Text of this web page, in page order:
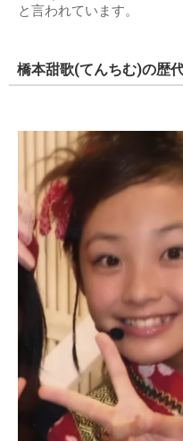
と言われています。
橋本甜歌(てんちむ)の歴